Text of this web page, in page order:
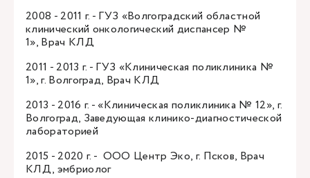
2008 - 2011 г. - ГУЗ «Волгоградский областной
клинический онкологический диспансер №
1», Врач КЛД
2011 - 2013 г. - ГУЗ «Клиническая поликлиника №
1», г. Волгоград, Врач КЛД
2013 - 2016 г. - «Клиническая поликлиника № 12», г.
Волгоград, Заведующая клинико-диагностической
лабораторией
2015 - 2020 г. - ООО Центр Эко, г. Псков, Врач
КЛД, эмбриолог